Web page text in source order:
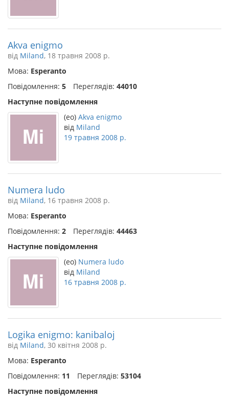
Akva enigmo
від Miland, 18 травня 2008 р.
Мова: Esperanto
Повідомлення: 5 Переглядів: 44010
Наступне повідомлення
(eo) Akva enigmo
від Miland
19 травня 2008 р.
Numera ludo
від Miland, 16 травня 2008 р.
Мова: Esperanto
Повідомлення: 2 Переглядів: 44463
Наступне повідомлення
(eo) Numera ludo
від Miland
16 травня 2008 р.
Logika enigmo: kanibaloj
від Miland, 30 квітня 2008 р.
Мова: Esperanto
Повідомлення: 11 Переглядів: 53104
Наступне повідомлення